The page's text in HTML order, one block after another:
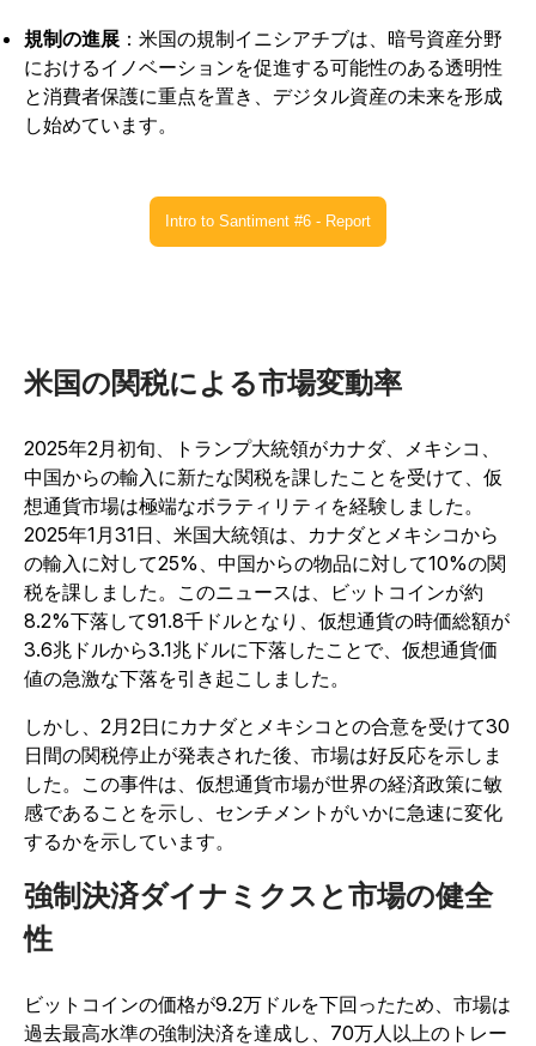
規制の進展 ：米国の規制イニシアチブは、暗号資産分野
におけるイノベーションを促進する可能性のある透明性
と消費者保護に重点を置き、デジタル資産の未来を形成
し始めています。
Intro to Santiment #6 - Report
米国の関税による市場変動率
2025年2月初旬、トランプ大統領がカナダ、メキシコ、
中国からの輸入に新たな関税を課したことを受けて、仮
想通貨市場は極端なボラティリティを経験しました。
2025年1月31日、米国大統領は、カナダとメキシコから
の輸入に対して25%、中国からの物品に対して10%の関
税を課しました。このニュースは、ビットコインが約
8.2%下落して91.8千ドルとなり、仮想通貨の時価総額が
3.6兆ドルから3.1兆ドルに下落したことで、仮想通貨価
値の急激な下落を引き起こしました。
しかし、2月2日にカナダとメキシコとの合意を受けて30
日間の関税停止が発表された後、市場は好反応を示しま
した。この事件は、仮想通貨市場が世界の経済政策に敏
感であることを示し、センチメントがいかに急速に変化
するかを示しています。
強制決済ダイナミクスと市場の健全
性
ビットコインの価格が9.2万ドルを下回ったため、市場は
過去最高水準の強制決済を達成し、70万人以上のトレー